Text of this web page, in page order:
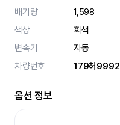
배기량
1,598
색상
회색
변속기
자동
차량번호
179허9992
옵션 정보